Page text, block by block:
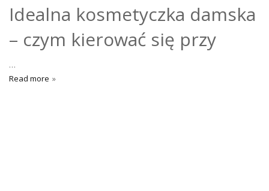
Idealna kosmetyczka damska
– czym kierować się przy
…
Read more